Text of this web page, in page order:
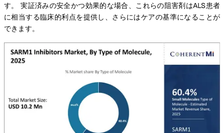
す。 実証済みの安全かつ効果的な場合、これらの阻害剤はALS患者
に相当する臨床的利点を提供し、さらにはケアの基準になることが
できます。